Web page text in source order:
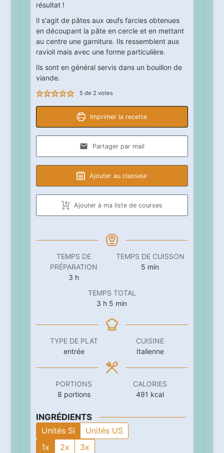
résultat !
Il s'agit de pâtes aux œufs farcies obtenues
en découpant la pâte en cercle et en mettant
au centre une garniture. Ils ressemblent aux
ravioli mais avec une forme particulière.
Ils sont en général servis dans un bouillon de
viande.
5 de 2 votes
Imprimer la recette
Partager par mail
Ajouter au classeur
Ajouter à ma liste de courses
TEMPS DE
PRÉPARATION
3 heures
h
TEMPS DE CUISSON
5 minutes
min
TEMPS TOTAL
3 heures
h 5 minutes
min
TYPE DE PLAT
entrée
CUISINE
Italienne
PORTIONS
8 portions
CALORIES
491 kcal
INGRÉDIENTS
Unités SI
Unités US
1x
2x 3x